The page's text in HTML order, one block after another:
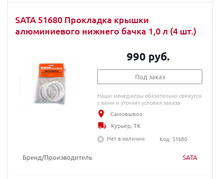
SATA 51680 Прокладка крышки
алюминиевого нижнего бачка 1,0 л (4 шт.)
Бренд/Производитель SATA
990 руб.
Под заказ
Наши менеджеры обязательно свяжутся
с вами и уточнят условия заказа
Самовывоз
Курьер, ТК
Нет в наличии
Код: 51680